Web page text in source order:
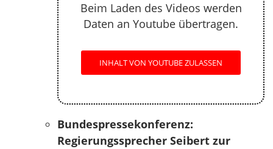
Beim Laden des Videos werden
Daten an Youtube übertragen.
INHALT VON YOUTUBE ZULASSEN
Bundespressekonferenz:
Regierungssprecher Seibert zur